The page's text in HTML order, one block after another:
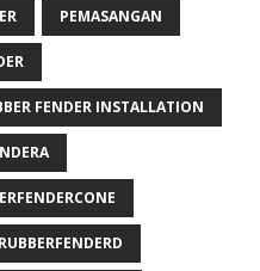
PEMASANGAN
FENDER INSTALLATION
RUBBERFENDERD